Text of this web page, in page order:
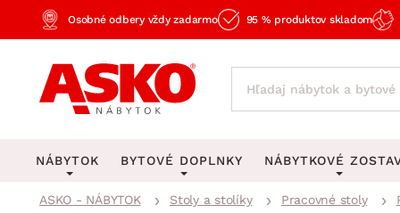
Osobné odbery vždy zadarmo 95 % produktov skladom
NÁBYTOK BYTOVÉ DOPLNKY NÁBYTKOVÉ
ASKO - NÁBYTOK Stoly a stolíky Pracovné stoly